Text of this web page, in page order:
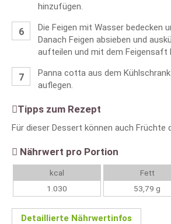
hinzufügen.
Die Feigen mit Wasser bedecken
Danach Feigen absieben und
aufteilen und mit dem Feigensaft
Panna cotta aus dem
auflegen.
Tipps zum Rezept
Für dieser Dessert können auch Früchte
Nährwert pro Portion
kcal
1.030
Fett
53,79 g
Detaillierte Nährwertinfos